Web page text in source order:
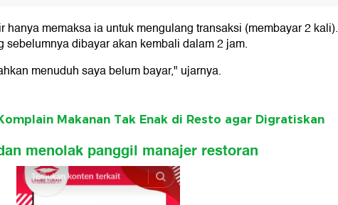
hanya memaksa ia untuk mengulang transaksi (membayar 2 kali).
sebelumnya dibayar akan kembali dalam 2 jam.
menuduh saya belum bayar," ujarnya.
Makanan Tak Enak di Resto agar Digratiskan
menolak panggil manajer restoran